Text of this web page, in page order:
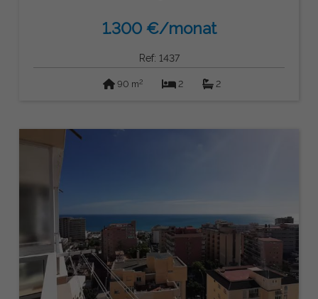
1.300 €/monat
Ref: 1437
90 m2 2 2